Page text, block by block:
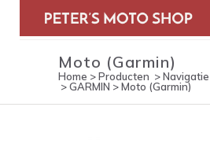
Moto (Garmin)
Home >Producten >Navigatie
>GARMIN >Moto (Garmin)